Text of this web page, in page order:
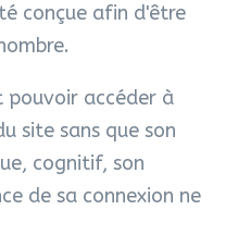
conçue afin d'être
accéder à
site sans que son
cognitif, son
de sa connexion ne